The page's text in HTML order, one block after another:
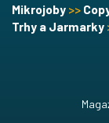
Mikrojoby >>
Trhy a Jarmarky